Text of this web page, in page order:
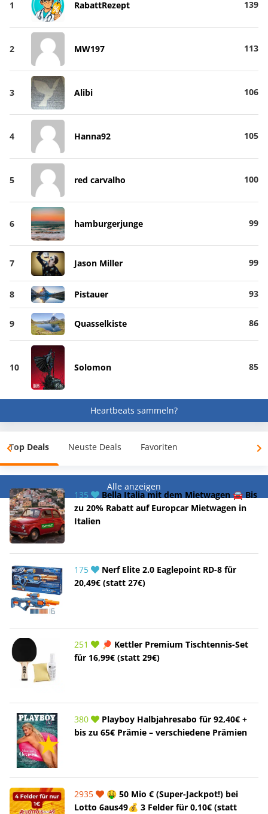
1 RabattRezept 139
2 MW197 113
3 Alibi 106
4 Hanna92 105
5 red carvalho 100
6 hamburgerjunge 99
7 Jason Miller 99
8 Pistauer 93
9 Quasselkiste 86
10 Solomon 85
Heartbeats sammeln?
Top Deals Neuste Deals Favoriten
Alle anzeigen
135
Bella Italia mit dem Mietwagen 🚘 Bis
zu 20% Rabatt auf Europcar Mietwagen in
Italien
175
Nerf Elite 2.0 Eaglepoint RD-8 für
20,49€ (statt 27€)
251
🏓 Kettler Premium Tischtennis-Set
für 16,99€ (statt 29€)
380
Playboy Halbjahresabo für 92,40€ +
bis zu 65€ Prämie – verschiedene Prämien
2935
🤑 50 Mio € (Super-Jackpot!) bei
Lotto 6aus49💰 3 Felder für 0,10€ (statt